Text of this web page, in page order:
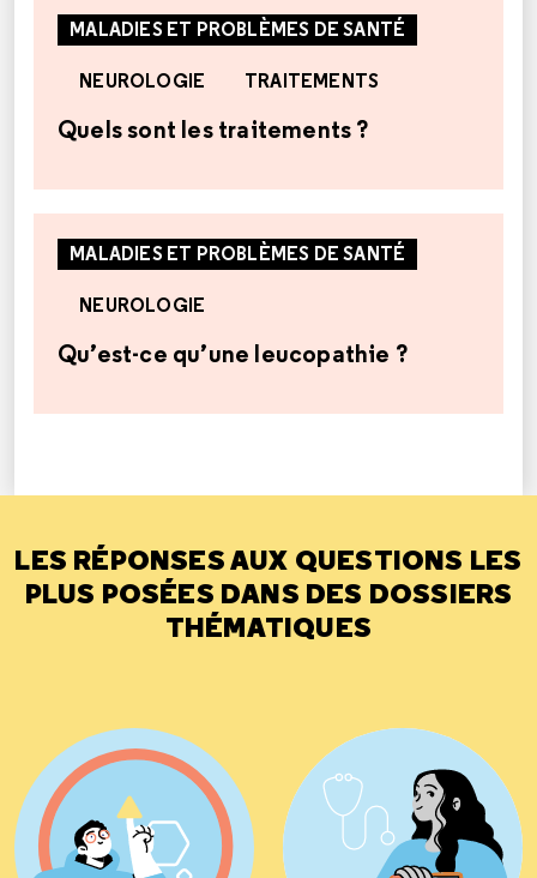
MALADIES ET PROBLÈMES DE SANTÉ
NEUROLOGIE TRAITEMENTS
Quels sont les traitements ?
MALADIES ET PROBLÈMES DE SANTÉ
NEUROLOGIE
Qu’est-ce qu’une leucopathie ?
LES RÉPONSES AUX QUESTIONS LES
PLUS POSÉES DANS DES DOSSIERS
THÉMATIQUES